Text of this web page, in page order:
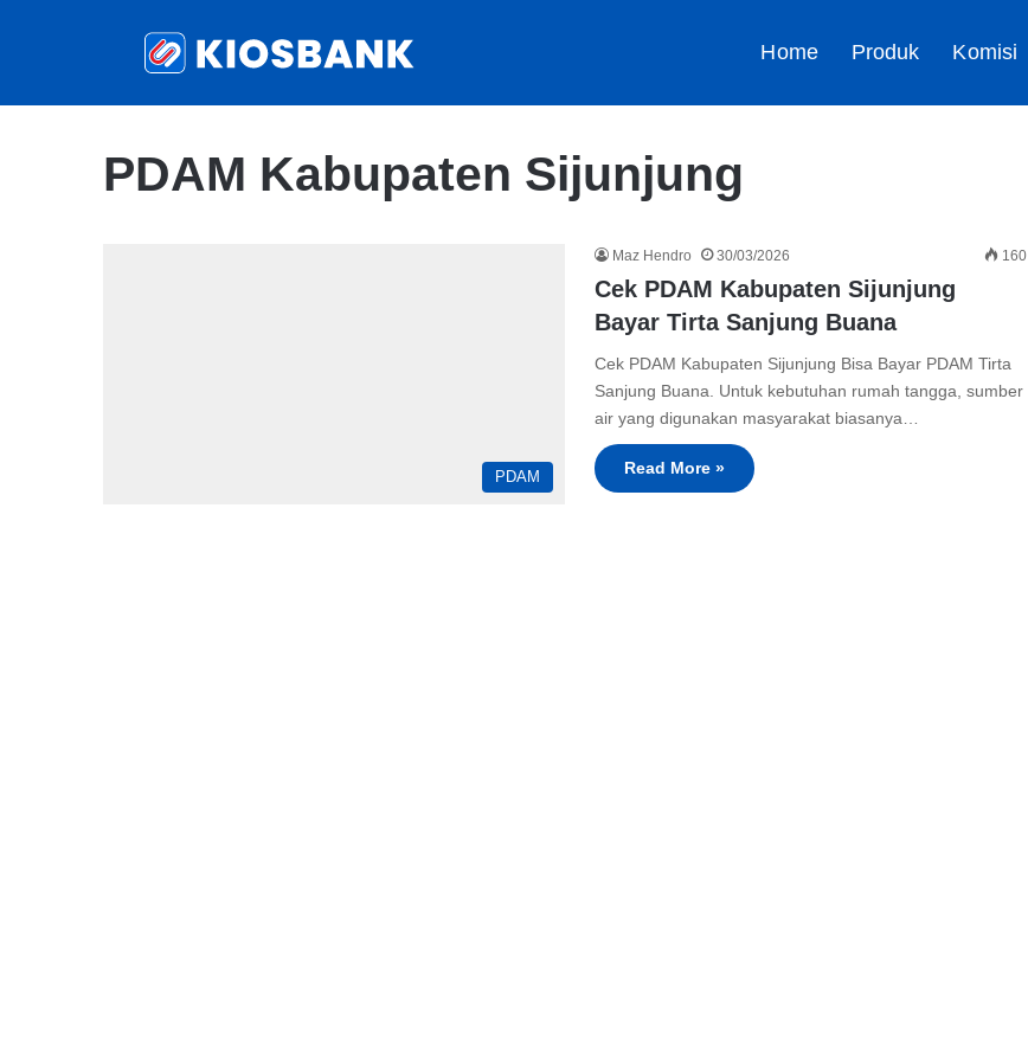
Home Produk Komisi
PDAM Kabupaten Sijunjung
PDAM
Maz Hendro 30/03/2026 160
Cek PDAM Kabupaten Sijunjung
Bayar Tirta Sanjung Buana
Cek PDAM Kabupaten Sijunjung Bisa Bayar PDAM Tirta
Sanjung Buana. Untuk kebutuhan rumah tangga, sumber
air yang digunakan masyarakat biasanya…
Read More »